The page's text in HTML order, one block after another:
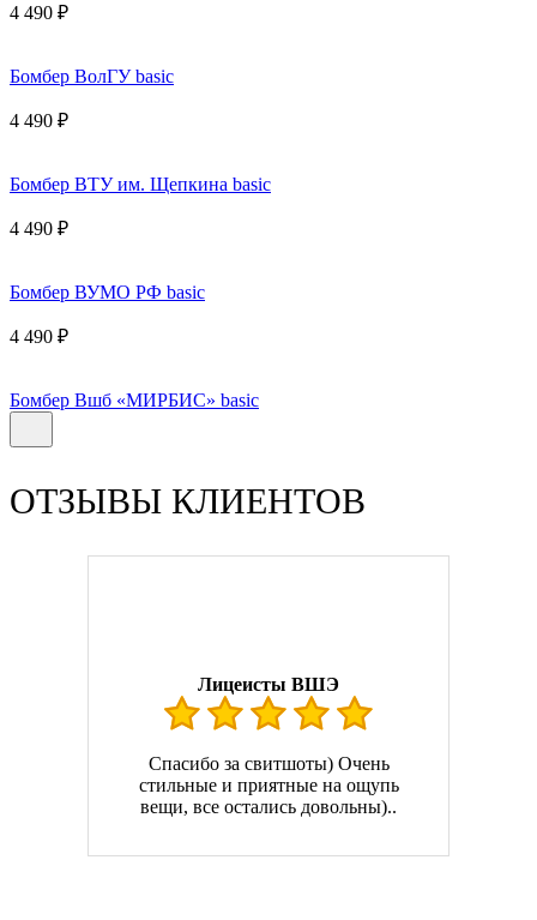
4 490 ₽
Бомбер ВолГУ basic
4 490 ₽
Бомбер ВТУ им. Щепкина basic
4 490 ₽
Бомбер ВУМО РФ basic
4 490 ₽
Бомбер Вшб «МИРБИС» basic
ОТЗЫВЫ КЛИЕНТОВ
Лицеисты ВШЭ
Спасибо за свитшоты) Очень
стильные и приятные на ощупь
вещи, все остались довольны)..